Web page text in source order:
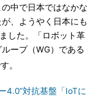
中で日本ではなかな
、ようやく日本にも
した。「ロボット革
ープ（WG）である
。
4.0”対抗基盤「IoTに